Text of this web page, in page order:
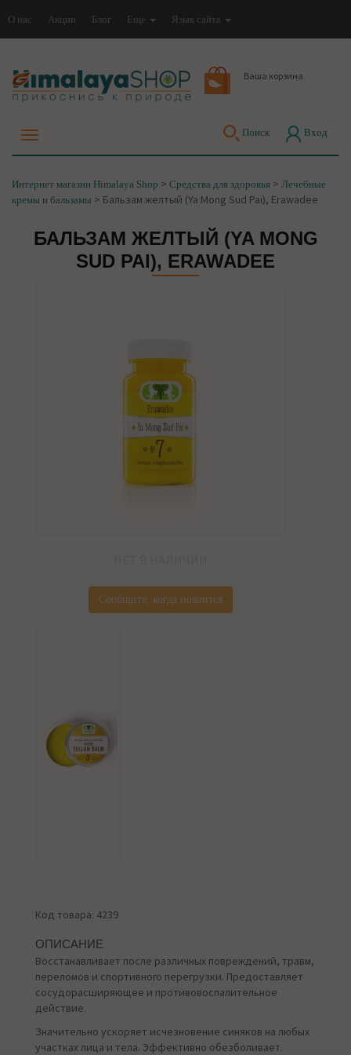
О нас Акции Блог Еще Язык сайта
Ваша корзина
Поиск Вход
Интернет магазин Himalaya Shop > Средства для здоровья > Лечебные
кремы и бальзамы > Бальзам желтый (Ya Mong Sud Pai), Erawadee
БАЛЬЗАМ ЖЕЛТЫЙ (YA MONG
SUD PAI), ERAWADEE
Сообщите, когда появится
Код товара: 4239
ОПИСАНИЕ
Восстанавливает после различных повреждений, травм,
переломов и спортивного перегрузки. Предоставляет
сосудорасширяющее и противовоспалительное
действие.
Значительно ускоряет исчезновение синяков на любых
участках лица и тела. Эффективно обезболивает.